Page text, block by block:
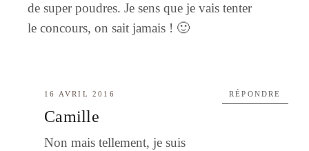
de super poudres. Je sens que je vais tenter
le concours, on sait jamais ! 🙂
16 AVRIL 2016
Camille
Non mais tellement, je suis
RÉPONDRE